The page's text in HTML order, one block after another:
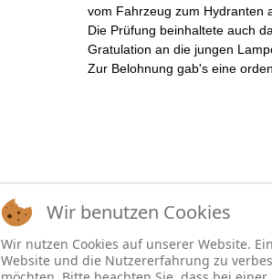
vom Fahrzeug zum Hydranten
Die Prüfung beinhaltete auch
Gratulation an die jungen
Zur Belohnung gab's eine
Wir benutzen Cookies
Wir nutzen Cookies auf unserer Website.
Website und die Nutzererfahrung zu